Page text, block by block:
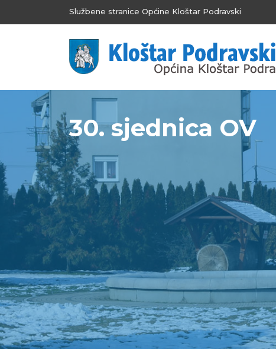
Službene stranice Općine Kloštar Podravski
30. sjednica OV